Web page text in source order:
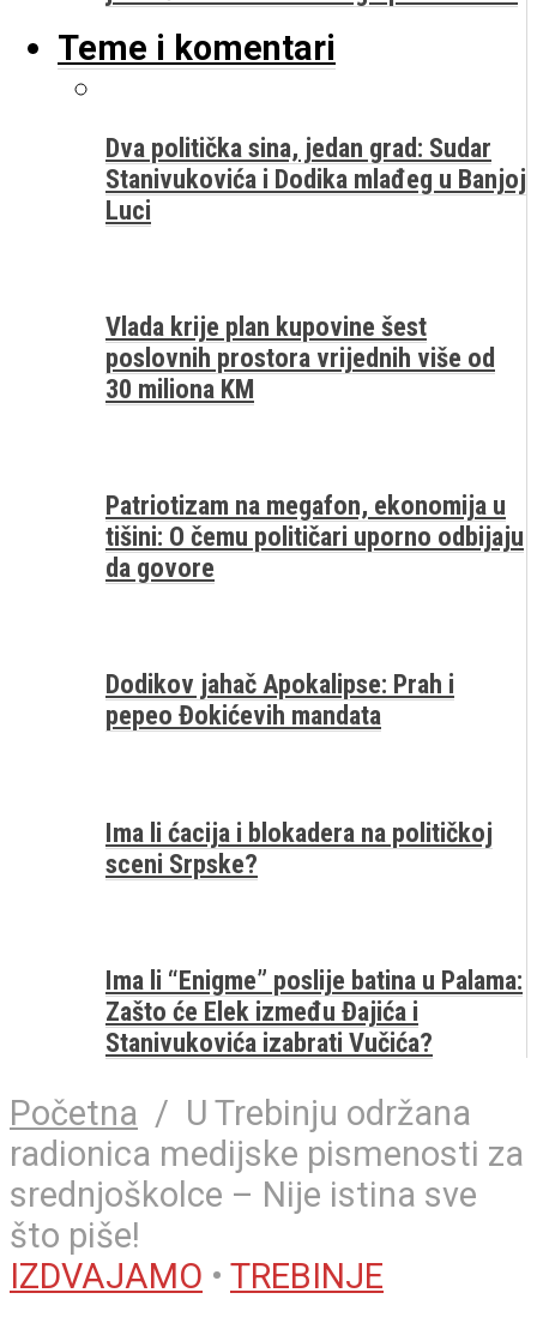
Teme i komentari
Dva politička sina, jedan grad: Sudar
Stanivukovića i Dodika mlađeg u Banjoj
Luci
Vlada krije plan kupovine šest
poslovnih prostora vrijednih više od
30 miliona KM
Patriotizam na megafon, ekonomija u
tišini: O čemu političari uporno odbijaju
da govore
Dodikov jahač Apokalipse: Prah i
pepeo Đokićevih mandata
Ima li ćacija i blokadera na političkoj
sceni Srpske?
Ima li “Enigme” poslije batina u Palama:
Zašto će Elek između Đajića i
Stanivukovića izabrati Vučića?
Početna / U Trebinju održana
radionica medijske pismenosti za
srednjoškolce – Nije istina sve
što piše!
IZDVAJAMO • TREBINJE